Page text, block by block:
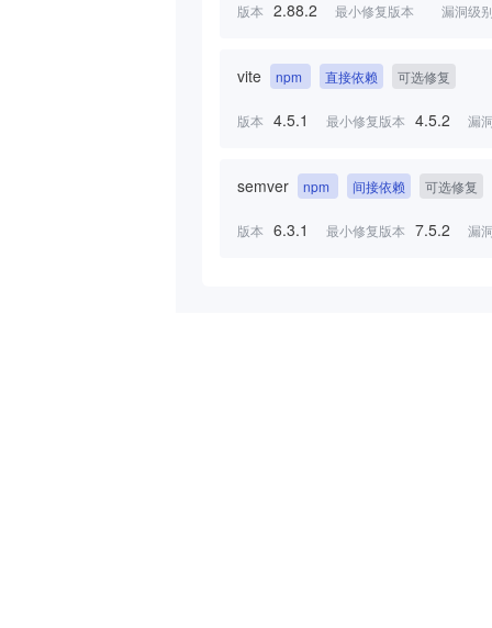
版本 2.88.2 最小修复版本 漏洞级
vite npm 直接依赖 可选修复
版本 4.5.1 最小修复版本 4.5.2 漏
semver npm 间接依赖 可选修复
版本 6.3.1 最小修复版本 7.5.2 漏